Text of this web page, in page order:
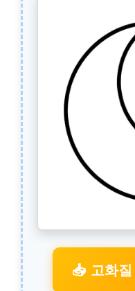
📥 고화